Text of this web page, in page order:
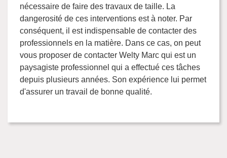
nécessaire de faire des travaux de taille. La
dangerosité de ces interventions est à noter. Par
conséquent, il est indispensable de contacter des
professionnels en la matière. Dans ce cas, on peut
vous proposer de contacter Welty Marc qui est un
paysagiste professionnel qui a effectué ces tâches
depuis plusieurs années. Son expérience lui permet
d'assurer un travail de bonne qualité.